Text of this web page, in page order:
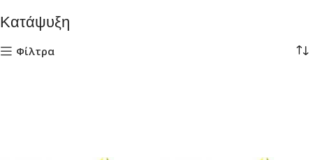
Κατάψυξη
Φίλτρα